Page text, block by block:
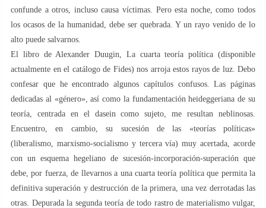
confunde a otros, incluso causa víctimas. Pero esta noche, como todos
los ocasos de la humanidad, debe ser quebrada. Y un rayo venido de lo
alto puede salvarnos.
El libro de Alexander Duugin, La cuarta teoría política (disponible
actualmente en el catálogo de Fides) nos arroja estos rayos de luz. Debo
confesar que he encontrado algunos capítulos confusos. Las páginas
dedicadas al «género», así como la fundamentación heideggeriana de su
teoría, centrada en el dasein como sujeto, me resultan neblinosas.
Encuentro, en cambio, su sucesión de las «teorías políticas»
(liberalismo, marxismo-socialismo y tercera vía) muy acertada, acorde
con un esquema hegeliano de sucesión-incorporación-superación que
debe, por fuerza, de llevarnos a una cuarta teoría política que permita la
definitiva superación y destrucción de la primera, una vez derrotadas las
otras. Depurada la segunda teoría de todo rastro de materialismo vulgar,